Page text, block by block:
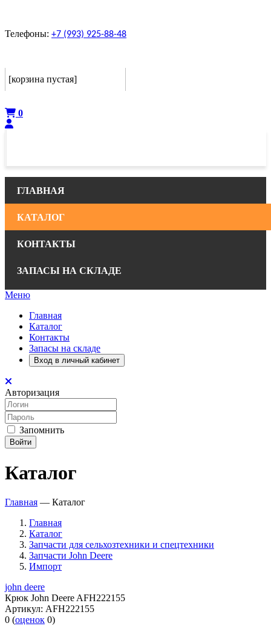
Телефоны: +7 (993) 925-88-48
[корзина пустая]
0
ГЛАВНАЯ
КАТАЛОГ
КОНТАКТЫ
ЗАПАСЫ НА СКЛАДЕ
Меню
Главная
Каталог
Контакты
Запасы на складе
Вход в личный кабинет
Авторизация
Запомнить
Войти
Каталог
Главная — Каталог
Главная
Каталог
Запчасти для сельхозтехники и спецтехники
Запчасти John Deere
Импорт
john deere
Крюк John Deere AFH222155
Артикул: AFH222155
0 (оценок 0)